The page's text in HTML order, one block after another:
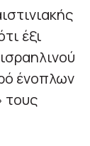
έξι
ένοπλων
τους